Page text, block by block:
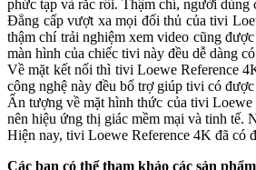
phức tạp và rắc rối. Thậm chí, người
Đẳng cấp vượt xa mọi đối thủ của tivi
thậm chí trải nghiệm xem video cũng
màn hình của chiếc tivi này đều dễ dàng
Về mặt kết nối thì tivi Loewe Reference
công nghệ này đều bổ trợ giúp tivi có
Ấn tượng về mặt hình thức của tivi Loewe
nên hiệu ứng thị giác mềm mại và tinh tế.
Hiện nay, tivi Loewe Reference 4K đã có
Các bạn có thể tham khảo các sản